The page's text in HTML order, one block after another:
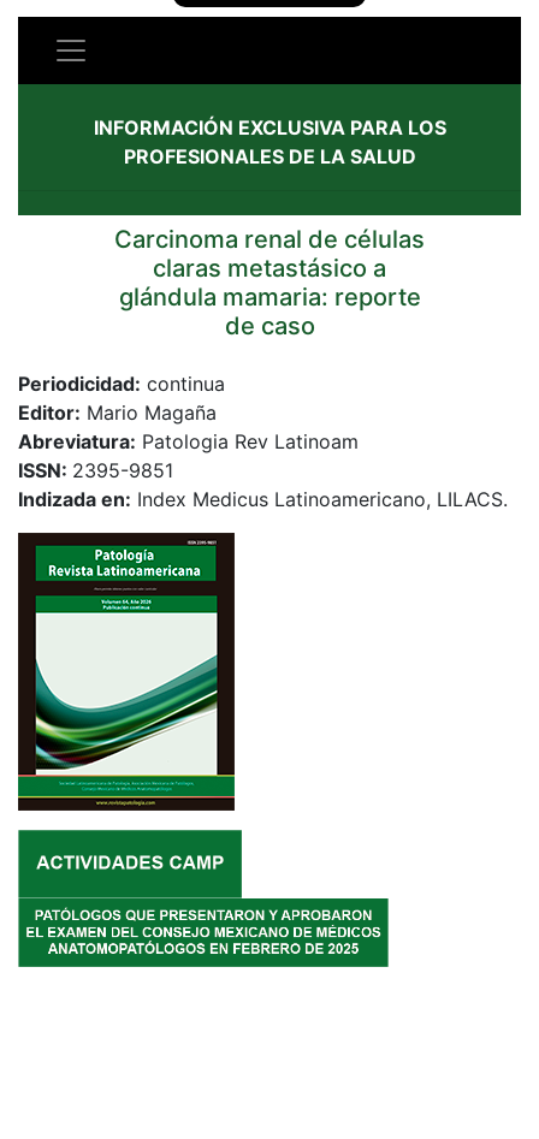
INFORMACIÓN EXCLUSIVA PARA LOS
PROFESIONALES DE LA SALUD
Carcinoma renal de células
claras metastásico a
glándula mamaria: reporte
de caso
Periodicidad: continua
Editor: Mario Magaña
Abreviatura: Patologia Rev Latinoam
ISSN: 2395-9851
Indizada en: Index Medicus Latinoamericano, LILACS.